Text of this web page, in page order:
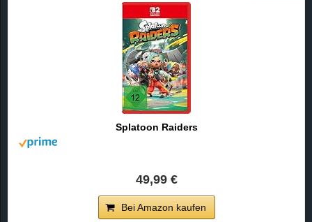
Splatoon Raiders
49,99 €
Bei Amazon kaufen